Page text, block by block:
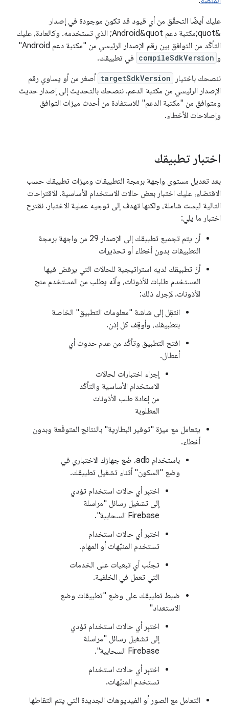
عليك أيضًا التحقّق من أي قيود قد تكون موجودة في إصدار
&quot;مكتبة دعم Android&quot; الذي تستخدمه. وكالعادة، عليك
التأكّد من التوافق بين رقم الإصدار الرئيسي من "مكتبة دعم Android"
و compileSdkVersion في تطبيقك.
ننصحك باختيار
targetSdkVersion أصغر من أو يساوي رقم
الإصدار الرئيسي من مكتبة الدعم. ننصحك بالتحديث إلى إصدار حديث
ومتوافق من "مكتبة الدعم" للاستفادة من أحدث ميزات التوافق
وإصلاحات الأخطاء.
اختبار تطبيقك
بعد تعديل مستوى واجهة برمجة التطبيقات وميزات تطبيقك حسب
الاقتضاء، عليك اختبار بعض حالات الاستخدام الأساسية. الاقتراحات
التالية ليست شاملة، ولكنها تهدف إلى توجيه عملية الاختبار. نقترح
اختبار ما يلي:
أن يتم تجميع تطبيقك إلى الإصدار 29 من واجهة برمجة
التطبيقات بدون أخطاء أو تحذيرات
أنّ تطبيقك لديه استراتيجية للحالات التي يرفض فيها
المستخدم طلبات الأذونات، وأنّه يطلب من المستخدم منح
الأذونات. لإجراء ذلك:
انتقِل إلى شاشة "معلومات التطبيق" الخاصة
بتطبيقك، وأوقِف كل إذن.
افتح التطبيق وتأكَّد من عدم حدوث أي
أعطال.
إجراء اختبارات لحالات
الاستخدام الأساسية والتأكّد
من إعادة طلب الأذونات
المطلوبة
يتعامل مع ميزة "توفير البطارية" بالنتائج المتوقّعة وبدون
أخطاء.
باستخدام adb، ضَع جهازك الاختباري في
وضع "السكون" أثناء تشغيل تطبيقك.
اختبِر أي حالات استخدام تؤدي
إلى تشغيل رسائل "مراسلة
Firebase السحابية".
اختبِر أي حالات استخدام
تستخدم المنبّهات أو المهام.
تجنَّب أي تبعيات على الخدمات
التي تعمل في الخلفية.
ضبط تطبيقك على وضع "تطبيقات وضع
الاستعداد"
اختبِر أي حالات استخدام تؤدي
إلى تشغيل رسائل "مراسلة
Firebase السحابية".
اختبِر أي حالات استخدام
تستخدم المنبّهات.
التعامل مع الصور أو الفيديوهات الجديدة التي يتم التقاطها